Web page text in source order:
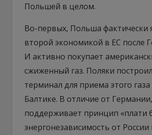
Польшей в целом.
Во-первых, Польша фактически
второй экономикой в ЕС после
И активно покупает
сжиженный газ. Поляки
терминал для приема этого газа
Балтике. В отличие от
поддерживает принцип «плати
энергонезависимость от России